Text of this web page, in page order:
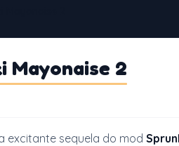
Mayonaise 2
excitante sequela do mod